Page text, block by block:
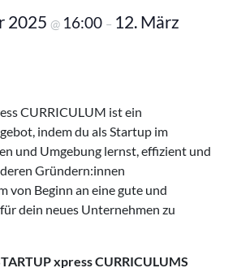
2025 @ 16:00 – 12. März
CURRICULUM ist ein
indem du als Startup im
und Umgebung lernst, effizient und
Gründern:innen
von Beginn an eine gute und
dein neues Unternehmen zu
xpress CURRICULUMS